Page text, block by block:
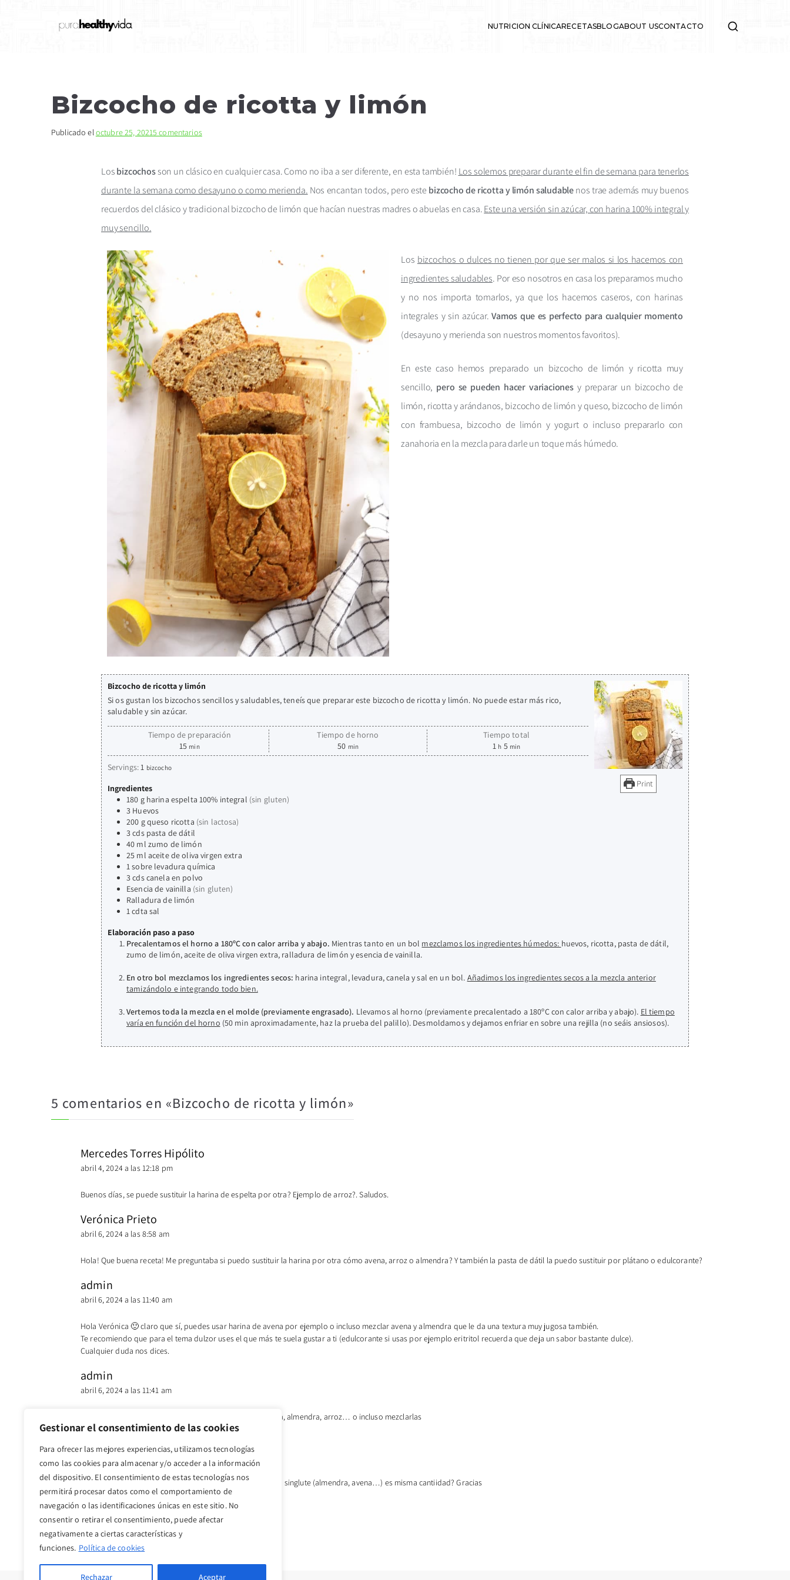
Gestionar el consentimiento de las cookies
Para ofrecer las mejores experiencias, utilizamos tecnologías
como las cookies para almacenar y/o acceder a la información
del dispositivo. El consentimiento de estas tecnologías nos
permitirá procesar datos como el comportamiento de
navegación o las identificaciones únicas en este sitio. No
consentir o retirar el consentimiento, puede afectar
negativamente a ciertas características y
funciones. Política de cookies
Rechazar Aceptar
NUTRICION CLÍNICARECETASBLOGABOUT USCONTACTO
Bizcocho de ricotta y limón
Publicado eloctubre 25, 20215 comentarios
Losbizcochosson un clásico en cualquier casa. Como no iba a ser diferente, en esta también! Los solemos preparar durante el fin de semana para tenerlos
durante la semana como desayuno o como merienda. Nos encantan todos, pero este bizcocho de ricotta y limón saludablenos trae además muy buenos
recuerdos del clásico y tradicional bizcocho de limón que hacían nuestras madres o abuelas en casa.Este una versión sin azúcar, con harina 100% integral y
muy sencillo.
Los bizcochos o dulces no tienen por que ser malos si los hacemos con
ingredientes saludables. Por eso nosotros en casa los preparamos mucho
y no nos importa tomarlos, ya que los hacemos caseros, con harinas
integrales y sin azúcar. Vamos que es perfecto para cualquier momento
(desayuno y merienda son nuestros momentos favoritos).
En este caso hemos preparado un bizcocho de limón y ricotta muy
sencillo, pero se pueden hacer variacionesy preparar un bizcocho de
limón, ricotta y arándanos, bizcocho de limón y queso, bizcocho de limón
con frambuesa, bizcocho de limón y yogurt o incluso prepararlo con
zanahoria en la mezcla para darle un toque más húmedo.
Print
Bizcocho de ricotta y limón
Si os gustan los bizcochos sencillos y saludables, teneís que preparar este bizcocho de ricotta y limón. No puede estar más rico,
saludable y sin azúcar.
Tiempo de preparación
15 min
Tiempo de horno
50 min
Tiempo total
1 h 5 min
Servings:1 bizcocho
Ingredientes
180 g harina espelta 100% integral (sin gluten)
3 Huevos
200 gqueso ricotta (sin lactosa)
3cds pasta de dátil
40 ml zumo de limón
25 ml aceite de oliva virgen extra
1sobre levadura química
3cdscanela en polvo
Esencia de vainilla (sin gluten)
Ralladura de limón
1cdta sal
Elaboración paso a paso
Precalentamos el horno a 180ºC con calor arriba y abajo. Mientras tanto en un bol mezclamos los ingredientes húmedos: huevos, ricotta, pasta de dátil,
zumo de limón, aceite de oliva virgen extra, ralladura de limón y esencia de vainilla.
En otro bol mezclamos los ingredientes secos: harina integral, levadura, canela y sal en un bol. Añadimos los ingredientes secos a la mezcla anterior
tamizándolo e integrando todo bien.
Vertemos toda la mezcla en el molde (previamente engrasado). Llevamos al horno (previamente precalentado a 180ºC con calor arriba y abajo). El tiempo
varía en función del horno (50 min aproximadamente, haz la prueba del palillo). Desmoldamos y dejamos enfriar en sobre una rejilla (no seáis ansiosos).
5 comentarios en «Bizcocho de ricotta y limón»
Mercedes Torres Hipólito
abril 4, 2024 a las 12:18 pm
Buenos días, se puede sustituir la harina de espelta por otra? Ejemplo de arroz?. Saludos.
Verónica Prieto
abril 6, 2024 a las 8:58 am
Hola! Que buena receta! Me preguntaba si puedo sustituir la harina por otra cómo avena, arroz o almendra? Y también la pasta de dátil la puedo sustituir por plátano o edulcorante?
admin
abril 6, 2024 a las 11:40 am
Hola Verónica 🙂 claro que sí, puedes usar harina de avena por ejemplo o incluso mezclar avena y almendra que le da una textura muy jugosa también.
Te recomiendo que para el tema dulzor uses el que más te suela gustar a ti (edulcorante si usas por ejemplo eritritol recuerda que deja un sabor bastante dulce).
Cualquier duda nos dices.
admin
abril 6, 2024 a las 11:41 am
Hola Mercedes 🙂 Clar que si, puedes usar harina de avena, almendra, arroz… o incluso mezclarlas
abril 6, 2024 a las 11:57 am
Hola!!! Super bizcocho, gracias!!! Si se sustituye por harina singlute (almendra, avena…) es misma cantiidad? Gracias
Los comentarios están cerrados.